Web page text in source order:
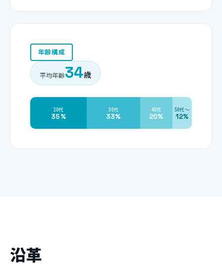
年齢構成
平均年齢34歳
20代
35%
30代
33%
40代
20%
50代〜
12%
沿革